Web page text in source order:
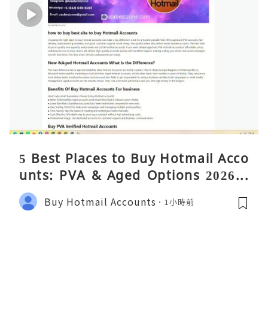
5 Best Places to Buy Hotmail Acco
unts: PVA & Aged Options 2026 –
Complete Reality Guide
Buy Hotmail Accounts 1小時前